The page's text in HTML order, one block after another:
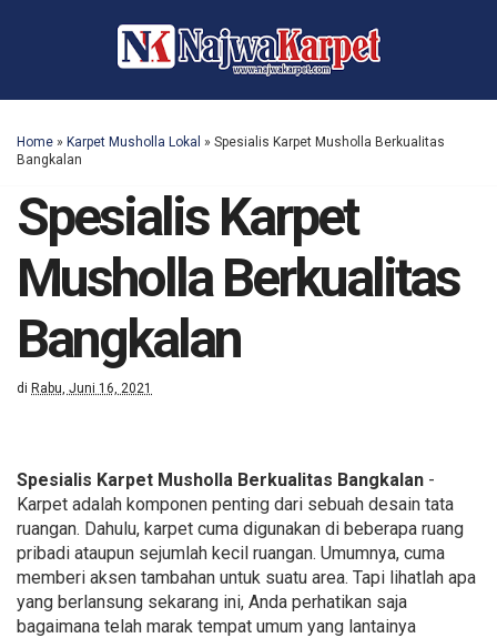
Home » Karpet Musholla Lokal » Spesialis Karpet Musholla Berkualitas
Bangkalan
Spesialis Karpet
Musholla Berkualitas
Bangkalan
di Rabu, Juni 16, 2021
Spesialis Karpet Musholla Berkualitas Bangkalan -
Karpet adalah komponen penting dari sebuah desain tata
ruangan. Dahulu, karpet cuma digunakan di beberapa ruang
pribadi ataupun sejumlah kecil ruangan. Umumnya, cuma
memberi aksen tambahan untuk suatu area. Tapi lihatlah apa
yang berlansung sekarang ini, Anda perhatikan saja
bagaimana telah marak tempat umum yang lantainya